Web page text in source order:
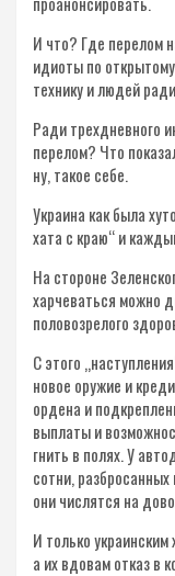
И что? Где перелом
идиоты по
технику и людей
Ради трехдневного
перелом? Что
ну, такое себе.
Украина как была
хата с краю“ и
На стороне
харчеваться можно
половозрелого
С этого
новое оружие и
ордена и
выплаты и
гнить в полях. У
сотни,
они числятся на
И только
а их вдовам отказ в